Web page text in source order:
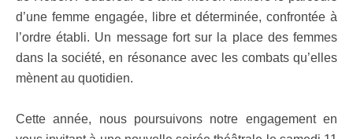
d’une femme engagée, libre et déterminée, confrontée à
l’ordre établi. Un message fort sur la place des femmes
dans la société, en résonance avec les combats qu’elles
mènent au quotidien.
Cette année, nous poursuivons notre engagement en